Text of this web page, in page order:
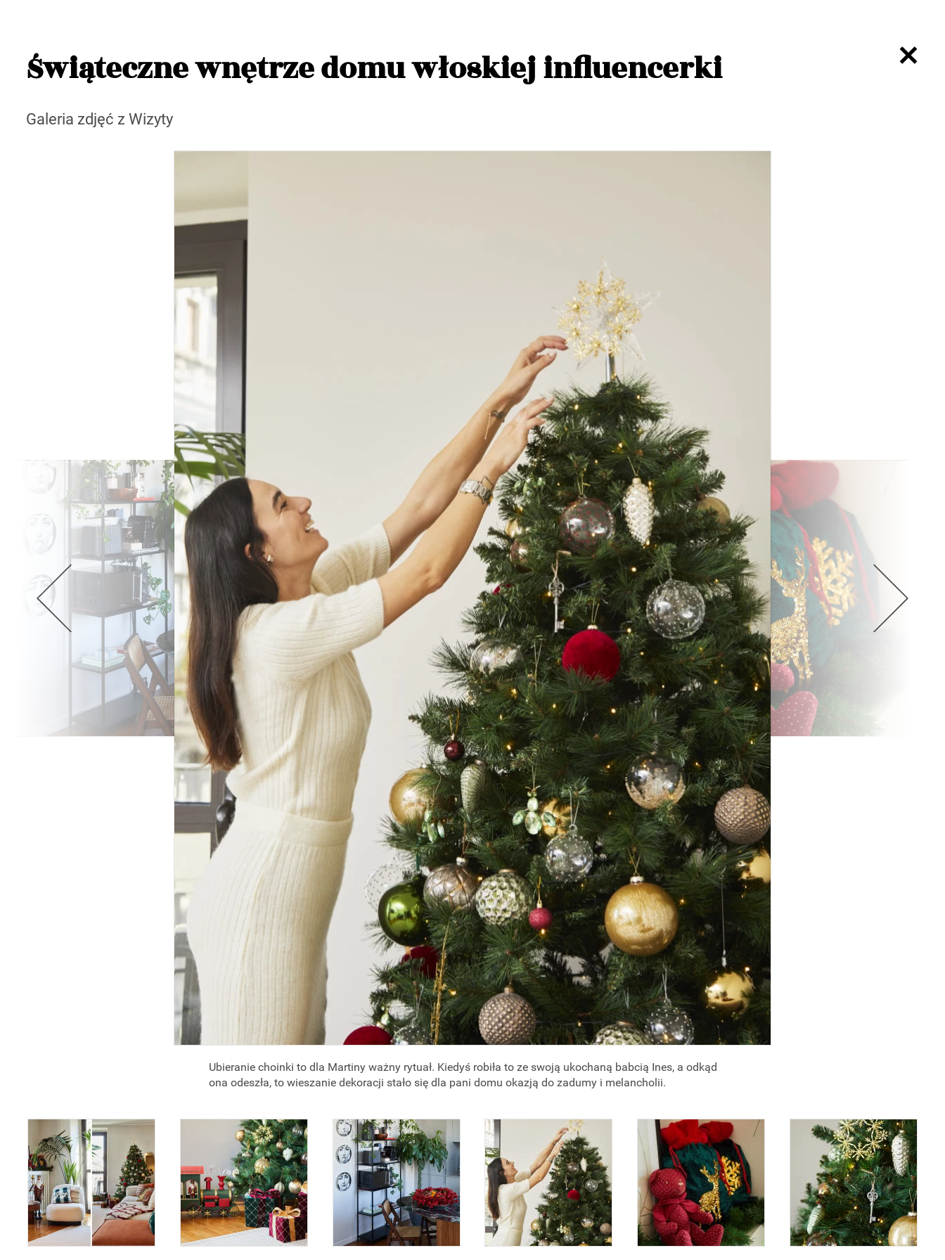
Świąteczne wnętrze domu włoskiej influencerki
Galeria zdjęć z Wizyty
Ubieranie choinki to dla Martiny ważny rytuał. Kiedyś robiła to ze swoją ukochaną babcią Ines, a odkąd
ona odeszła, to wieszanie dekoracji stało się dla pani domu okazją do zadumy i melancholii.